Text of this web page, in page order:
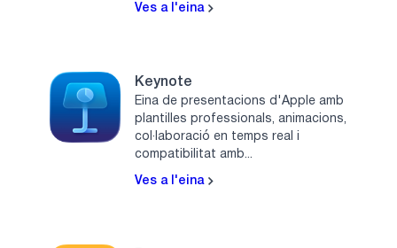
Ves a l'eina
Keynote
Eina de presentacions d'Apple amb
plantilles professionals, animacions,
col·laboració en temps real i
compatibilitat amb...
Ves a l'eina